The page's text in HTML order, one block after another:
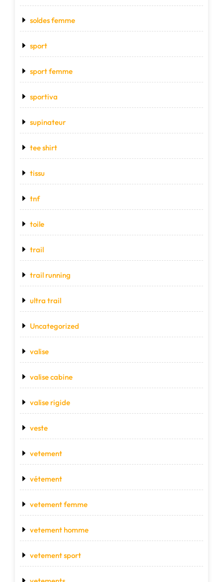
soldes femme
sport
sport femme
sportiva
supinateur
tee shirt
tissu
tnf
toile
trail
trail running
ultra trail
Uncategorized
valise
valise cabine
valise rigide
veste
vetement
vétement
vetement femme
vetement homme
vetement sport